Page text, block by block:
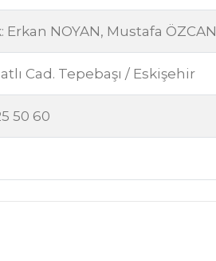
NOYAN, Mustafa ÖZCAN
Cad. Tepebaşı / Eskişehir
50 60